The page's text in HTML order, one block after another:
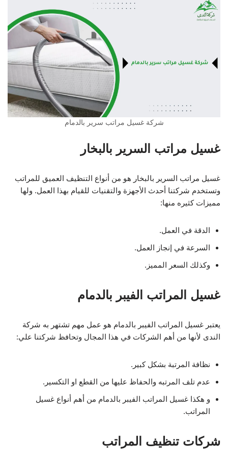
شركة غسيل مراتب سرير بالدمام
غسيل مراتب السرير بالبخار
غسيل مراتب السرير بالبخار هو من أنواع التنظيف العميق للمراتب
وتستخدم شركتنا أحدث الأجهزة والتقنيات للقيام بهذا العمل. ولها
مميزات كثيره منها:
الدقة في العمل.
السرعة في إنجاز العمل.
وكذلك السعر المميز.
غسيل المراتب الفيبر بالدمام
يعتبر غسيل المراتب الفيبر بالدمام هو عمل مهم تشتهر به شركة
الندى لأنها من أهم الشركات في هذا المجال وتحافظ شركتنا علي:
نظافة المرتبة بشكل كبير.
عدم تلف المرتبه والحفاظ عليها من القطع او التكسير.
و هكذا غسيل المراتب الفيبر بالدمام من أهم أنواع غسيل
المراتب.
شركات تنظيف المراتب